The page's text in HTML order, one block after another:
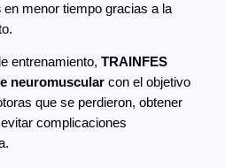
en menor tiempo gracias a la
entrenamiento,TRAINFES
neuromuscular con el objetivo
que se perdieron, obtener
complicaciones